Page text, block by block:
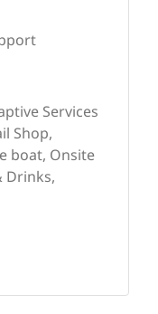
Services
Shop,
boat, Onsite
Drinks,